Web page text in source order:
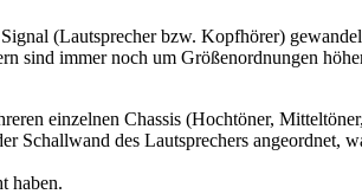
(Lautsprecher bzw. Kopfhörer)
sind immer noch um Größenordnungen
einzelnen Chassis (Hochtöner,
Schallwand des Lautsprechers angeordnet,
haben.